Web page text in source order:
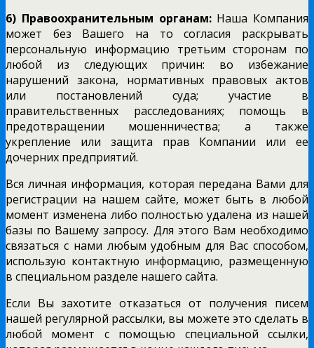
6) Правоохранительным органам:Наша Компания
может без Вашего на то согласия раскрывать
персональную информацию третьим сторонам по
любой из следующих причин: во избежание
нарушений закона, нормативных правовых актов
или постановлений суда; участие в
правительственных расследованиях; помощь в
предотвращении мошенничества; а также
укрепление или защита прав Компании или ее
дочерних предприятий.
Вся личная информация, которая передана Вами для
регистрации на нашем сайте, может быть в любой
момент изменена либо полностью удалена из нашей
базы по Вашему запросу. Для этого Вам необходимо
связаться с нами любым удобным для Вас способом,
использую контактную информацию, размещенную
в специальном разделе нашего сайта.
Если Вы захотите отказаться от получения писем
нашей регулярной рассылки, вы можете это сделать в
любой момент с помощью специальной ссылки,